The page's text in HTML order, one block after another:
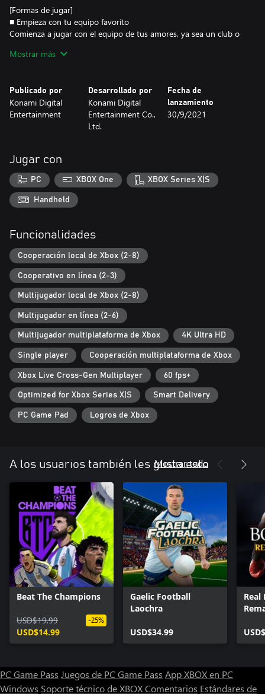
[Formas de jugar]
■ Empieza con tu equipo favorito
Comienza a jugar con el equipo de tus amores, ya sea un club o
parte del mundo.
Después de crear tu equipo, es el momento de hacer fichajes.
¡Desde superestrellas actuales a leyendas históricas, ficha
jugadores y lleva a tu equipo a nuevas cotas!
hayan tenido grandes actuaciones en partidos reales, futbolistas
de ligas destacadas y leyendas del deporte rey.
・ Jugadores normales
Aquí puedes fichar a los jugadores que tú elijas. Usando las
・ Directores técnicos
Aquí puedes fichar directores técnicos adecuados para todo tipo
de planteamientos tácticos y con distintas compatibilidades.
■ Juega partidos
Una vez que hayas confeccionado un equipo con tus jugadores
favoritos, será el momento de verlos en acción sobre el terreno
de juego.
¡Ya sea poniendo a prueba tus habilidades frente a la IA o
compitiendo por llegar a lo más alto del ranking de partidos en
línea, disfruta de eFootball™ de la manera que más te guste!
・ Perfecciona tus habilidades en partidos contra la IA
Participa en diversos eventos en los que te enfrentarás a clubes
de grandes ligas o a selecciones nacionales, o que tendrán
diferentes temáticas basadas en la temporada de fútbol en curso.
・ Pon a prueba tu fortaleza en partidos de usuarios
Pásatelo en grande jugando partidos en línea en tiempo real a
través de los diversos eventos semanales o la Liga eFootball™, en
la que competirás por llegar a lo más alto del ranking en un
sistema de divisiones. ¡Lucha con tu equipo ideal por alcanzar la
cima de la Liga eFootball™ en la división 1!
・ Partidos de hasta 3 contra 3 con amigos
Usa la función Partido de amigos para jugar contra tus amigos.
¡Demuéstrales la pasta de la que está hecho tu equipo!
También están disponibles los partidos cooperativos de hasta 3
contra 3. ¡Júntate con tus amigos y disfruta de apasionantes
enfrentamientos!
■ Desarrolla a los jugadores
Sube el nivel de tus jugadores poniéndolos a jugar partidos o
usando objetos del juego, y luego gasta los puntos de progresión
Mostrar más
Publicado por
Konami Digital
Entertainment
Desarrollado por
Konami Digital
Entertainment Co.,
Ltd.
Fecha de
lanzamiento
30/9/2021
Jugar con
PC XBOX One XBOX Series X|S
Handheld
Funcionalidades
Cooperación local de Xbox (2-8)
Cooperativo en línea (2-3)
Multijugador local de Xbox (2-8)
Multijugador en línea (2-6)
Multijugador multiplataforma de Xbox 4K Ultra HD
Single player Cooperación multiplataforma de Xbox
Xbox Live Cross-Gen Multiplayer 60 fps+
Optimized for Xbox Series X|S Smart Delivery
PC Game Pad Logros de Xbox
A los usuarios también les gusta esto
Mostrar todo
Beat The Champions
USD$19.99
USD$14.99
-25%
Gaelic Football
Laochra
USD$34.99
Real
PC Game Pass Juegos de PC Game Pass App XBOX en PC
Windows Soporte técnico de XBOXComentarios Estándares de